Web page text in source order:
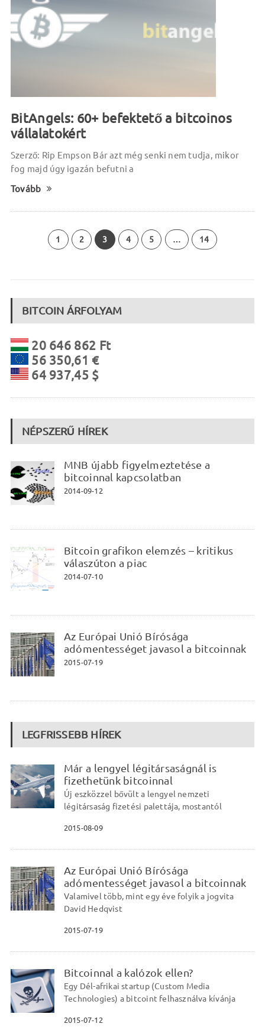
BitAngels: 60+ befektető a bitcoinos
vállalatokért
Szerző: Rip Empson Bár azt még senki nem tudja, mikor
fog majd úgy igazán befutni a
Tovább
1 2 3 4 5 … 14
BITCOIN ÁRFOLYAM
20 646 862 Ft
56 350,61 €
64 937,45 $
NÉPSZERŰ HÍREK
MNB újabb figyelmeztetése a
bitcoinnal kapcsolatban
2014-09-12
Bitcoin grafikon elemzés – kritikus
válaszúton a piac
2014-07-10
Az Európai Unió Bírósága
adómentességet javasol a bitcoinnak
2015-07-19
LEGFRISSEBB HÍREK
Már a lengyel légitársaságnál is
fizethetünk bitcoinnal
Új eszközzel bővült a lengyel nemzeti
légitársaság fizetési palettája, mostantól
2015-08-09
Az Európai Unió Bírósága
adómentességet javasol a bitcoinnak
Valamivel több, mint egy éve folyik a jogvita
David Hedqvist
2015-07-19
Bitcoinnal a kalózok ellen?
Egy Dél-afrikai startup (Custom Media
Technologies) a bitcoint felhasználva kívánja
2015-07-12